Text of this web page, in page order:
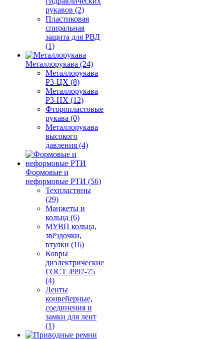
рукавов (2)
Пластиковая
спиральная
защита для РВД
(1)
Металлорукава (24)
Металлорукава
Р3-ЦХ (8)
Металлорукава
Р3-НХ (12)
Фторопластовые
рукава (0)
Металлорукава
высокого
давления (4)
Формовые и
неформовые РТИ (56)
Техпластины
(29)
Манжеты и
кольца (6)
МУВП кольца,
звёздочки,
втулки (16)
Ковры
диэлектрические
ГОСТ 4997-75
(4)
Ленты
конвейерные,
соединения и
замки для лент
(1)